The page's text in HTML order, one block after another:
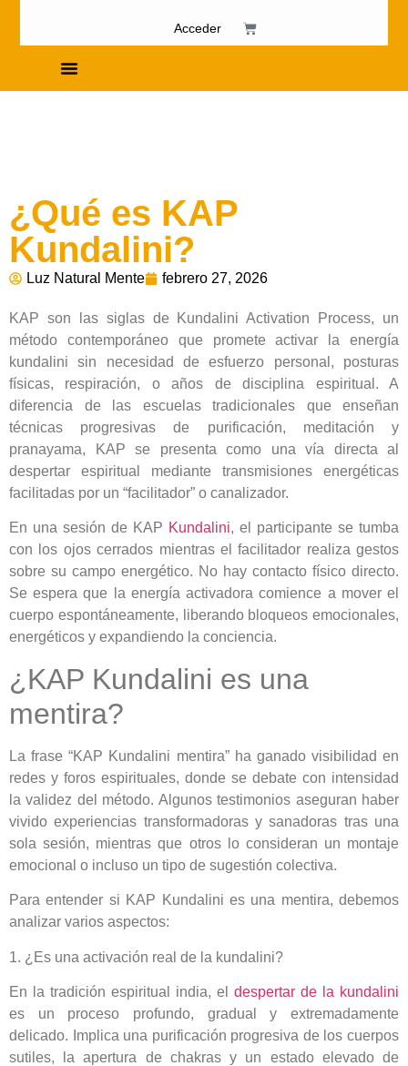
Acceder
¿Qué es KAP
Kundalini?
Luz Natural Mente febrero 27, 2026
KAP son las siglas de Kundalini Activation Process, un
método contemporáneo que promete activar la energía
kundalini sin necesidad de esfuerzo personal, posturas
físicas, respiración, o años de disciplina espiritual. A
diferencia de las escuelas tradicionales que enseñan
técnicas progresivas de purificación, meditación y
pranayama, KAP se presenta como una vía directa al
despertar espiritual mediante transmisiones energéticas
facilitadas por un “facilitador” o canalizador.
En una sesión de KAP Kundalini, el participante se tumba
con los ojos cerrados mientras el facilitador realiza gestos
sobre su campo energético. No hay contacto físico directo.
Se espera que la energía activadora comience a mover el
cuerpo espontáneamente, liberando bloqueos emocionales,
energéticos y expandiendo la conciencia.
¿KAP Kundalini es una
mentira?
La frase “KAP Kundalini mentira” ha ganado visibilidad en
redes y foros espirituales, donde se debate con intensidad
la validez del método. Algunos testimonios aseguran haber
vivido experiencias transformadoras y sanadoras tras una
sola sesión, mientras que otros lo consideran un montaje
emocional o incluso un tipo de sugestión colectiva.
Para entender si KAP Kundalini es una mentira, debemos
analizar varios aspectos:
1. ¿Es una activación real de la kundalini?
En la tradición espiritual india, el despertar de la kundalini
es un proceso profundo, gradual y extremadamente
delicado. Implica una purificación progresiva de los cuerpos
sutiles, la apertura de chakras y un estado elevado de